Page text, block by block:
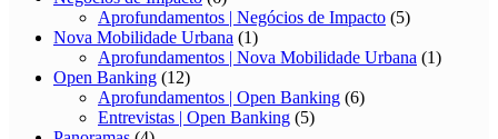
Aprofundamentos | Negócios de Impacto (5)
Nova Mobilidade Urbana (1)
Aprofundamentos | Nova Mobilidade Urbana (1)
Open Banking (12)
Aprofundamentos | Open Banking (6)
Entrevistas | Open Banking (5)